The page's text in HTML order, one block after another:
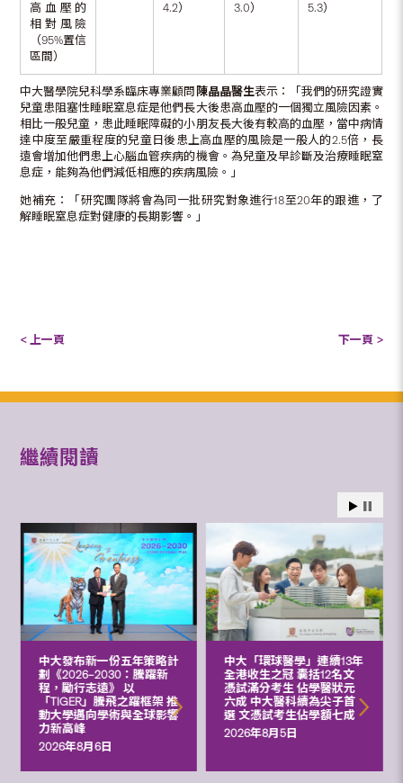
高血壓的
相對風險
（95%置信
區間）
4.2）
3.0）
5.3）
中大醫學院兒科學系臨床專業顧問 陳晶晶醫生表示：「我們的研究證實
兒童患阻塞性睡眠窒息症是他們長大後患高血壓的一個獨立風險因素。
相比一般兒童，患此睡眠障礙的小朋友長大後有較高的血壓，當中病情
達中度至嚴重程度的兒童日後患上高血壓的風險是一般人的2.5倍，長
遠會增加他們患上心腦血管疾病的機會。為兒童及早診斷及治療睡眠窒
息症，能夠為他們減低相應的疾病風險。」
她補充：「研究團隊將會為同一批研究對象進行18至20年的跟進，了
解睡眠窒息症對健康的長期影響。」
< 上一頁 下一頁 >
繼續閱讀
中大發布新一份五年策略計
劃《2026‒2030：騰躍新
程，勵行志遠》 以
「TIGER」騰飛之躍框架 推
動大學邁向學術與全球影響
力新高峰
2026年8月6日
中大「環球醫學」連續13年
全港收生之冠 囊括12名文
憑試滿分考生 佔學醫狀元
六成 中大醫科續為尖子首
選 文憑試考生佔學額七成
2026年8月5日